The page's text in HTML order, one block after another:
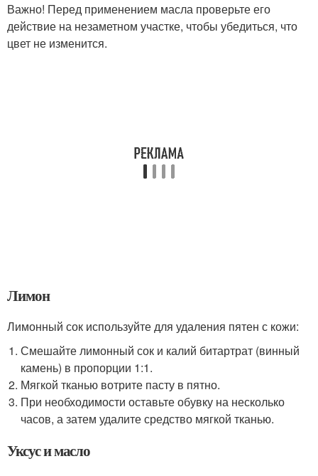
Важно! Перед применением масла проверьте его
действие на незаметном участке, чтобы убедиться, что
цвет не изменится.
Лимон
Лимонный сок используйте для удаления пятен с кожи:
Смешайте лимонный сок и калий битартрат (винный
камень) в пропорции 1:1.
Мягкой тканью вотрите пасту в пятно.
При необходимости оставьте обувку на несколько
часов, а затем удалите средство мягкой тканью.
Уксус и масло